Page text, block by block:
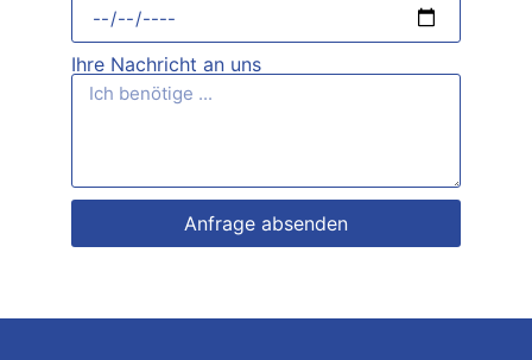
Ihre Nachricht an uns
Anfrage absenden